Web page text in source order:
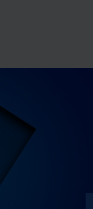
relatives aux
sur les sites
Retrouvez notre
en